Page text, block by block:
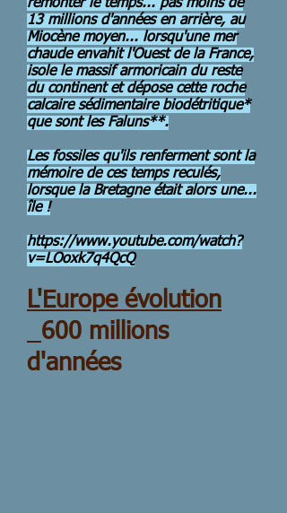
remonter le temps... pas moins de
13 millions d'années en arrière, au
Miocène moyen... lorsqu'une mer
chaude envahit l'Ouest de la France,
isole le massif armoricain du reste
du continent et dépose cette roche
calcaire sédimentaire biodétritique*
que sont les Faluns**.
Les fossiles qu'ils renferment sont la
mémoire de ces temps reculés,
lorsque la Bretagne était alors une...
île !
https://www.youtube.com/watch?
v=LOoxk7q4QcQ
L'Europe évolution
600 millions
d'années